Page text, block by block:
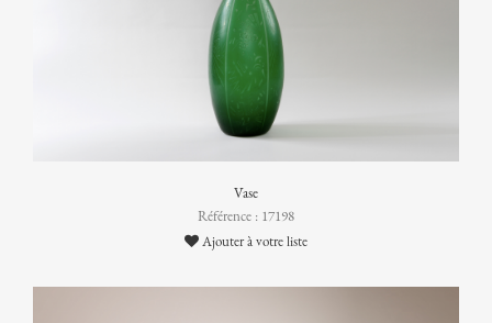
Vase
Référence : 17198
Ajouter à votre liste